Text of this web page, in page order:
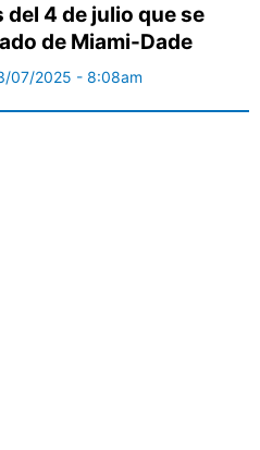
4 de julio que se
de Miami-Dade
07/2025 - 8:08am